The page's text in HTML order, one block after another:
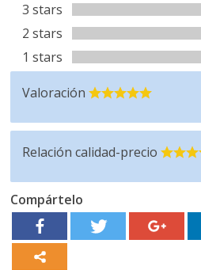
3 stars
2 stars
1 stars
Valoración
Relación calidad-precio
Compártelo